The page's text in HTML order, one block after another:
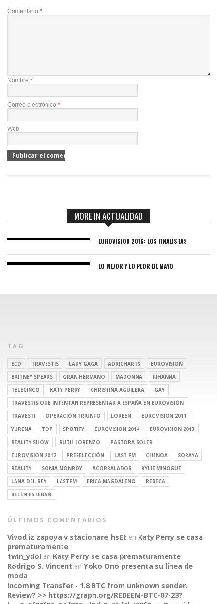
Comentario *
Nombre *
Correo electrónico *
Web
MORE IN ACTUALIDAD
EUROVISION 2016: LOS FINALISTAS
LO MEJOR Y LO PEOR DE MAYO
TAG
ECD TRAVESTIS LADY GAGA ADRICHARTS
EUROVISION
BRITNEY SPEARS
GRAN HERMANO MADONNA
RIHANNA
TELECINCO
KATY PERRY CHRISTINA AGUILERA
GAY
TRAVESTIS QUE INTENTAN REPRESENTAR A ESPAÑA EN EUROVISIÓN
TRAVESTI
OPERACIÓN TRIUNFO LOREEN
EUROVISION 2011
YURENA
TOP SPOTIFY EUROVISION 2014
EUROVISION 2013
REALITY SHOW
RUTH LORENZO
PASTORA SOLER
EUROVISION 2012
PRESELECCIÓN LAST FM CHENOA
SORAYA
REALITY
SONIA MONROY ACORRALADOS
KYLIE MINOGUE
LANA DEL REY
LASTFM ERICA MAGDALENO
REBECA
BELÉN ESTEBAN
ÚLTIMOS COMENTARIOS
Vivod iz zapoya v stacionare_hsEt en Katy Perry se casa
prematuramente
1win_ydol en Katy Perry se casa prematuramente
Rodrigo S. Vincent en Yoko Ono presenta su línea de
moda
Incoming Transfer - 1.8 BTC from unknown sender.
Review? >> https://graph.org/REDEEM-BTC-07-23?